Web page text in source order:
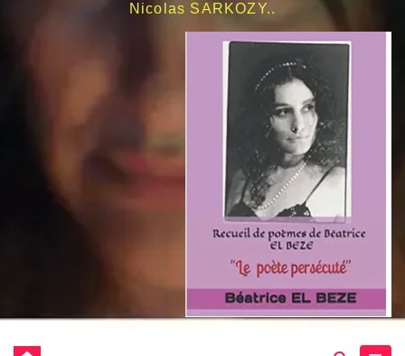
Nicolas SARKOZY..